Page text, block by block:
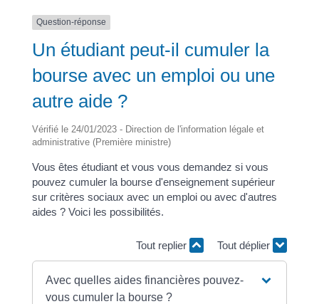
Question-réponse
Un étudiant peut-il cumuler la
bourse avec un emploi ou une
autre aide ?
Vérifié le 24/01/2023 - Direction de l'information légale et
administrative (Première ministre)
Vous êtes étudiant et vous vous demandez si vous
pouvez cumuler la bourse d'enseignement supérieur
sur critères sociaux avec un emploi ou avec d'autres
aides ? Voici les possibilités.
Tout replier Tout déplier
Avec quelles aides financières pouvez-
vous cumuler la bourse ?